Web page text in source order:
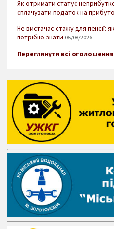
Як отримати статус
сплачувати податок на
Не вистачає стажу для пенсії:
потрібно знати 05/08/2026
Переглянути всі оголошення